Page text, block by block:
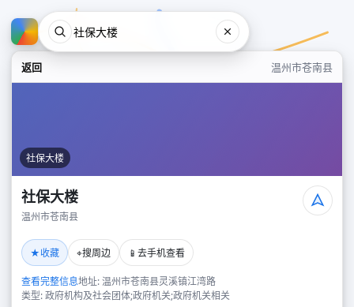
返回 温州市苍南县
社保大楼
社保大楼
温州市苍南县
★收藏 ⌖搜周边 📱 去手机查看
查看完整信息地址: 温州市苍南县灵溪镇江湾路
类型: 政府机构及社会团体;政府机关;政府机关相关